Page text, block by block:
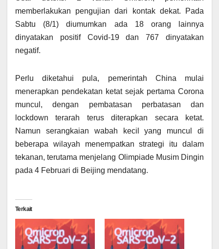
memberlakukan pengujian dari kontak dekat. Pada
Sabtu (8/1) diumumkan ada 18 orang lainnya
dinyatakan positif Covid-19 dan 767 dinyatakan
negatif.
Perlu diketahui pula, pemerintah China mulai
menerapkan pendekatan ketat sejak pertama Corona
muncul, dengan pembatasan perbatasan dan
lockdown terarah terus diterapkan secara ketat.
Namun serangkaian wabah kecil yang muncul di
beberapa wilayah menempatkan strategi itu dalam
tekanan, terutama menjelang Olimpiade Musim Dingin
pada 4 Februari di Beijing mendatang.
Terkait